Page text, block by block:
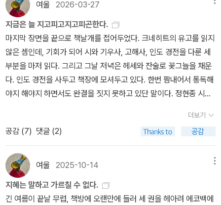
것이다.” (1권 p.50) 합(合): 그러나 그 정신의 시대조차 무상하다.
유리알 유희도 결국 사라진다. 아무리 고결한 정신도 무상(無常)의
법칙에서 벗어나지 못한다. “아무리 아름다운 것, 가장 아름다운 것
일지라도 역사가 되고 지상의 한 현상이 되는 즉시 무상한 것이 되기
마련입니다.” (2권 p.64) 결국 지고한 정신의 성과도 속세로 돌아가
야 한다. 깨달음은 소수의 전유물이 아니라 모두와 나누어야 하기 때
문이다.그래서 크네히트는 명인의 자리를 내려놓고 카스탈리엔을 떠
아가는 것이었다.유리알은 둥근 결정체다. 동양에서 영단(靈丹)이라
불렸던 불사의 환처럼, 모든 학문과 지혜가 응축된 상징이다. 그러나
동시에 유리는 쉽게 깨질 수 있다. 정신 세계의 성취도 무상하다. 그렇
기에 크네히트는 그것을 붙잡는 대신 놓아버리고, 속세로 향한것이
다. 그렇다면 우리는 어디로 가야 할까? 헤세는 ‘정신의 시대’라는 대
안을 제시했다. 그러나 그는 동시에 그것조차도 덧없음을 알았다. 그
래서 마지막 메시지는 분명하다. 깨달음은 머물러서는 안 된다. 다시
의 저의 일이 영원한 되풀이, 공허한 습관이자 형식이 되었으며, 아
무 기쁨도 감격도 없이, 심지어는 많은 경우에 아무런 신념도 없이 해
치우는 한계선상에 있다는 것을 알게 되었습니다.- P228떠나고 여
행할 각오된 자만이 습관의 마비에서 벗어날 수 있으리.죽음의 순간
에조차 아마 우리는 젊게 새로운 공간으로 넘어가는지도 모른다.생
의 부름은 결코 그치지 않으리니......- P327천체의 그윽하면서도 확
고부동한 운행, 인간과 동물의 삶, 그들의 공동체와 적의와 만남과 싸
움, 크고 작은 모든 것, 개개의 생명 속에 포함되어 있는 죽음, 이 모
든 일을 크네히트는 최초의 예감이 가져오는 전율 속에서 하나의 전
고 법칙의 지배를 받으며 정신에 친숙한 존재로서 편입되고 포함
돼 있다고 느꼈다.- P360달과 그대와 투루와 아다 사이에는 빛이 흐
르고 있다는 것을, 죽음과 영계(靈界)가 있으며 그곳으로부터 돌아
올 수 있다는 것을, 그리고 세계의 온갖 형상과 현상에 상응하는 것
여울 2026-03-27
지금은 늘 지고피고지고피곤한다.
마지막 장면을 끝으로 책날개를 접어두었다. 크네히트의 유고를 읽지
않은 셈인데, 기회가 되어 시와 기우사, 고해사, 인도 경전을 다룬 세
부분을 마저 읽다. 그리고 그날 저녁은 헤세와 잔술로 꽃그늘을 채운
다. 인도 경전을 사두고 책장에 모셔두고 있다. 한번 짬내어서 통독해
야지 해야지 하면서도 완결을 짓지 못하고 있단 말이다. 정현종 시인
은 곳을 건드린다는 말에 넘어가 이렇게 배회하고 있는지도 모른다.
헤세님이 이렇게 친절하게 정리해주지 않았더라면 이런 기회가 없었
는지도 모르겠다.봄이 매번 찾아온다. 좀더 어릴 때에는 보이지도 않
은 꽃이었지만 져가는 꽃이 되고나서야, 나도 꽃이고 젊음 자체가 꽃
이라는 걸 눈치챈다. 그제서야 꽃들이 보이기 시작한 것이다. 그렇게
걸으면서 꽃들을 렌즈로 남겨둔다. 그러다가 떨어지는 꽃잎들을 보고
더보기
공감 (7) 댓글 (2)
여울 2025-10-14
지혜는 말하고 가르칠 수 없다.
긴 여름이 끝날 무렵, 책방에 오랜만에 들러 세 권을 헤아려 에코백에